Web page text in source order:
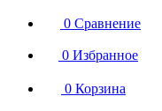
0 Сравнение
0 Избранное
0 Корзина